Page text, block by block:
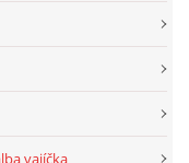
vajíčka